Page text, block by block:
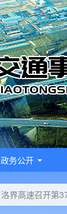
政务公开
洛界高速召开第